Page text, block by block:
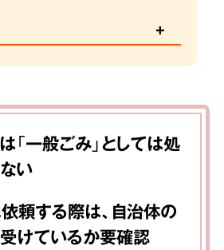
「一般ごみ」としては処
い
頼する際は、自治体の
けているか要確認